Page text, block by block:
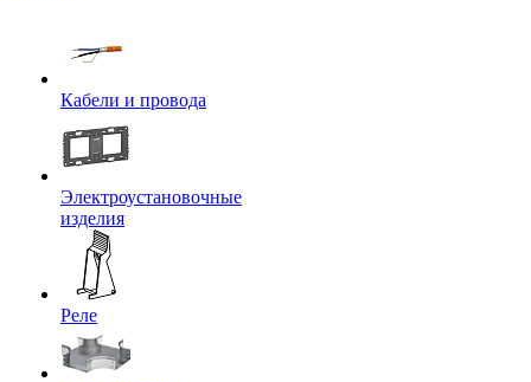
Кабели и провода
Электроустановочные
изделия
Реле